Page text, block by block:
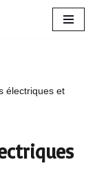
électriques et